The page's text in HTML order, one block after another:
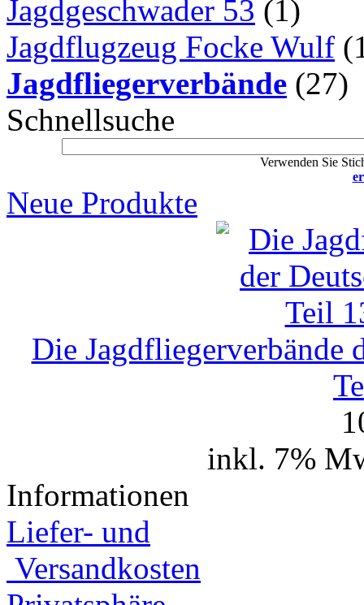
Jagdgeschwader 53 (1)
Jagdflugzeug Focke Wulf
Jagdfliegerverbände (27)
Schnellsuche
Verwenden Sie
Neue Produkte
Die Jagdfliegerverbände
inkl. 7%
Informationen
Liefer- und
Versandkosten